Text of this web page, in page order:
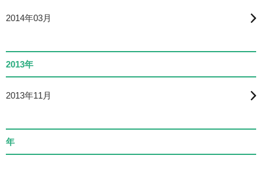
2014年03月
2013年
2013年11月
年